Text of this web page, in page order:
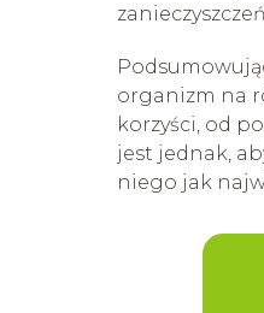
organizm na
korzyści, od
jest jednak,
niego jak